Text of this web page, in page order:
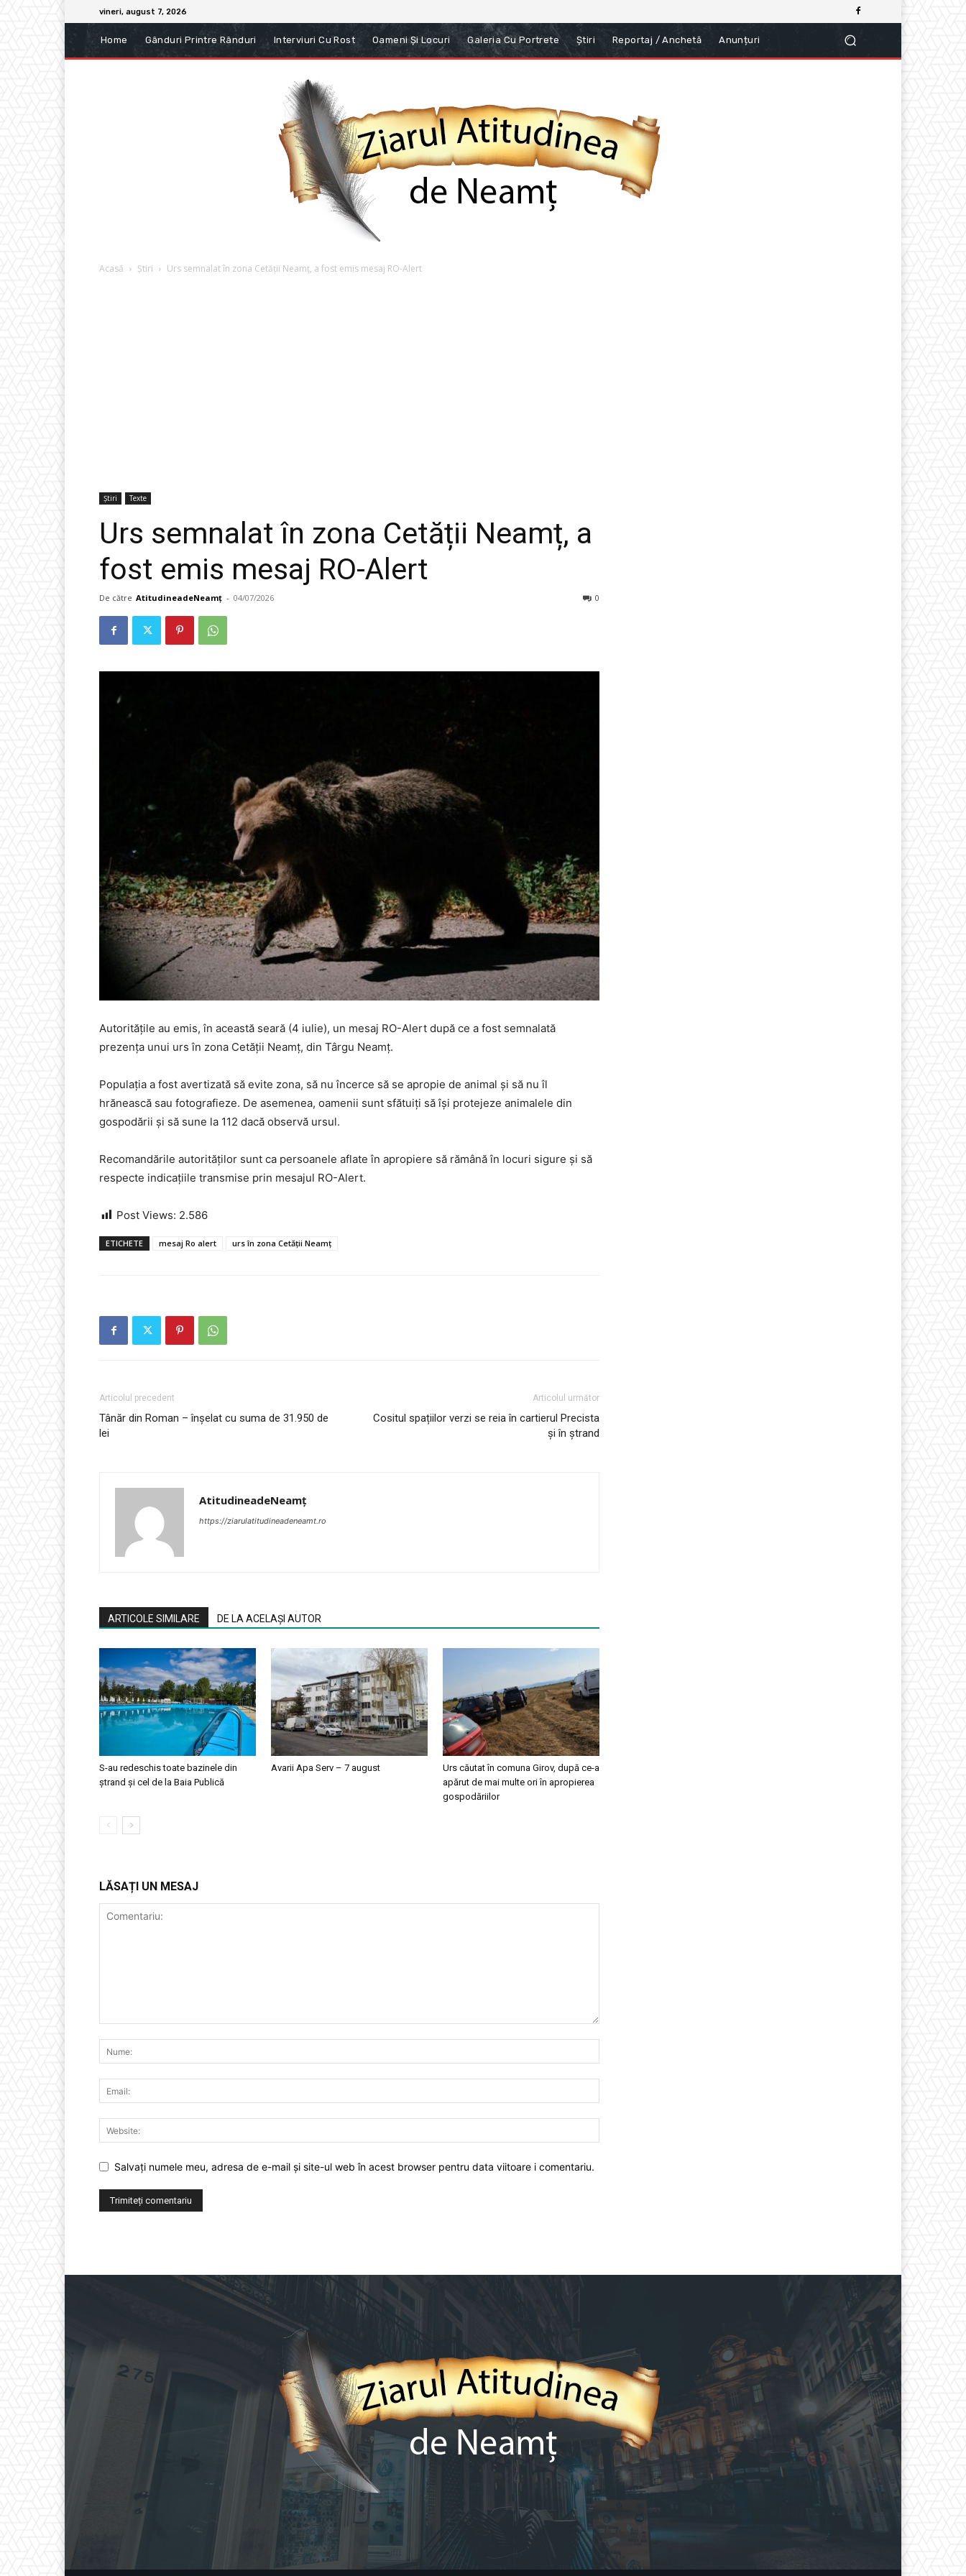
vineri, august 7, 2026
Home Gânduri Printre Rânduri Interviuri Cu Rost Oameni Și Locuri Galeria Cu Portrete Știri Reportaj / Anchetă Anunțuri
Acasă Știri Urs semnalat în zona Cetății Neamț, a fost emis mesaj RO-Alert
Știri Texte
Urs semnalat în zona Cetății Neamț, a
fost emis mesaj RO-Alert
De către AtitudineadeNeamț - 04/07/2026 0
Autoritățile au emis, în această seară (4 iulie), un mesaj RO-Alert după ce a fost semnalată
prezența unui urs în zona Cetății Neamț, din Târgu Neamț.
Populația a fost avertizată să evite zona, să nu încerce să se apropie de animal și să nu îl
hrănească sau fotografieze. De asemenea, oamenii sunt sfătuiți să își protejeze animalele din
gospodării și să sune la 112 dacă observă ursul.
Recomandările autorităților sunt ca persoanele aflate în apropiere să rămână în locuri sigure și să
respecte indicațiile transmise prin mesajul RO-Alert.
Post Views: 2.586
ETICHETE mesaj Ro alert urs în zona Cetății Neamț
Articolul precedent
Tânăr din Roman – înșelat cu suma de 31.950 de
lei
Articolul următor
Cositul spațiilor verzi se reia în cartierul Precista
și în ștrand
AtitudineadeNeamț
https://ziarulatitudineadeneamt.ro
ARTICOLE SIMILARE DE LA ACELAȘI AUTOR
S-au redeschis toate bazinele din
ștrand și cel de la Baia Publică
Avarii Apa Serv – 7 august
Urs căutat în comuna Girov, după ce-a
apărut de mai multe ori în apropierea
gospodăriilor
LĂSAȚI UN MESAJ
Salvați numele meu, adresa de e-mail și site-ul web în acest browser pentru data viitoare i comentariu.